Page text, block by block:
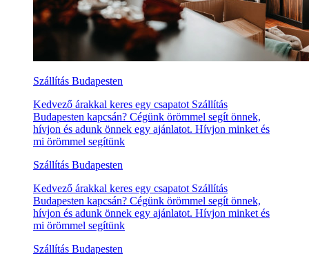
Szállítás Budapesten
Kedvező árakkal keres egy csapatot Szállítás
Budapesten kapcsán? Cégünk örömmel segít önnek,
hívjon és adunk önnek egy ajánlatot. Hívjon minket és
mi örömmel segítünk
Szállítás Budapesten
Kedvező árakkal keres egy csapatot Szállítás
Budapesten kapcsán? Cégünk örömmel segít önnek,
hívjon és adunk önnek egy ajánlatot. Hívjon minket és
mi örömmel segítünk
Szállítás Budapesten